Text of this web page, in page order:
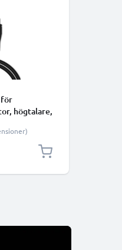
för
högtalare,